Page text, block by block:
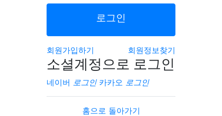
로그인
회원가입하기 회원정보찾기
소셜계정으로 로그인
네이버 로그인 카카오 로그인
홈으로 돌아가기